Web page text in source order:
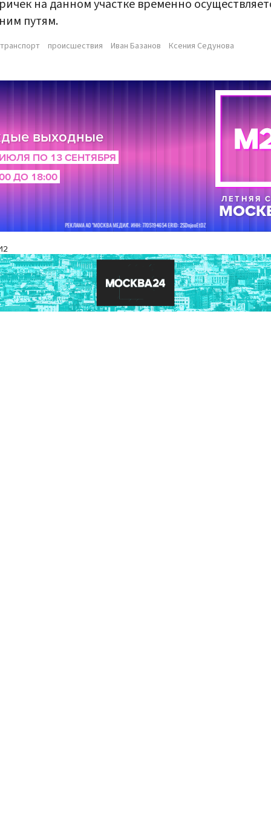
на данном участке временно
путям.
транспорт происшествия Иван Базанов Ксения Седунова